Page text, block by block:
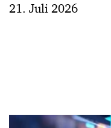
21. Juli 2026